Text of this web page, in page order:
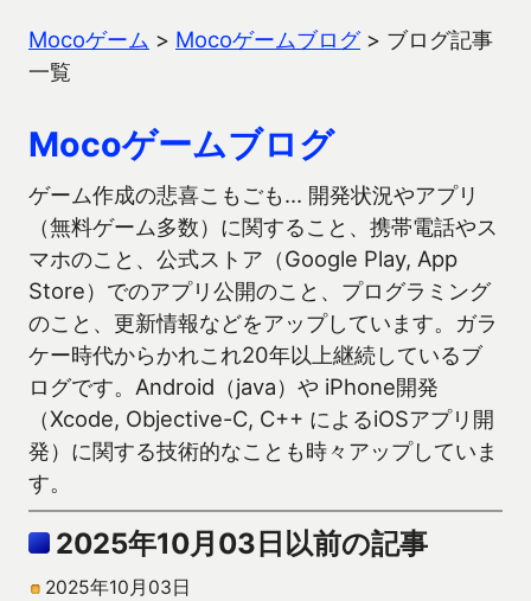
Mocoゲーム > Mocoゲームブログ> ブログ記事
一覧
Mocoゲームブログ
ゲーム作成の悲喜こもごも… 開発状況やアプリ
（無料ゲーム多数）に関すること、携帯電話やス
マホのこと、公式ストア（Google Play, App
Store）でのアプリ公開のこと、プログラミング
のこと、更新情報などをアップしています。ガラ
ケー時代からかれこれ20年以上継続しているブ
ログです。Android（java）や iPhone開発
（Xcode, Objective-C, C++ によるiOSアプリ開
発）に関する技術的なことも時々アップしていま
す。
2025年10月03日以前の記事
2025年10月03日